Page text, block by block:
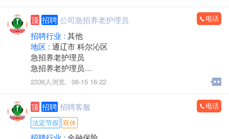
负责挖掘机发动机、液压系统检修，液压管路更换等维
修工作；熟悉电路者录用。
挖掘机电焊工
负责挖掘机四轮一带维修、大臂及挖斗焊接加工，可制
作挖掘机挖斗及各类属具。
挖掘机学徒工
要求吃苦耐劳，不怕苦不怕累，学会可长期留用，可供
吃住。年龄19到30岁。
挖掘机修理工：薪资面议。
挖掘机电焊工：5000–7000 元。
挖掘机学徒工：2000元起，工资随着技术提高可调整。
顶 招聘 公司急招养老护理员 电话
招聘行业 : 其他
地区 : 通辽市 科尔沁区
急招养老护理员
急招养老护理员
急招养老护理员
硬性要求：持有养老护理员证书或等同证件
微电：18347527073（随时上岗）
2336人浏览、 06-15 16:22
顶 招聘 招聘客服
电话
法定节假 双休